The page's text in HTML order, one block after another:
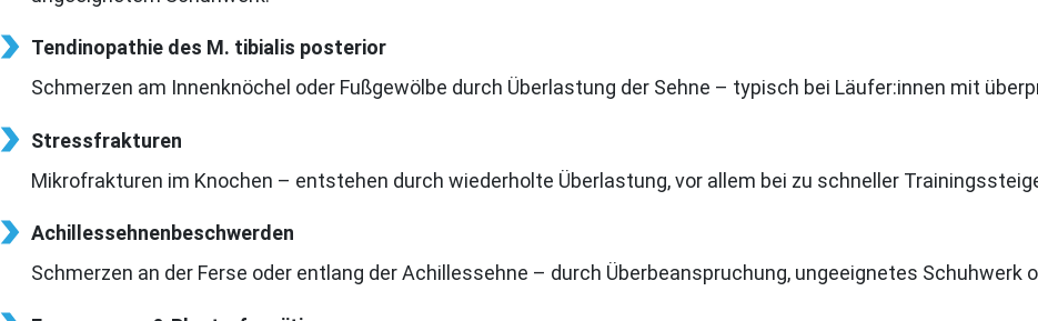
Tendinopathie des M. tibialis posterior
Schmerzen am Innenknöchel oder Fußgewölbe durch Überlastung der Sehne – typisch bei Läufer:innen mit
Stressfrakturen
Mikrofrakturen im Knochen – entstehen durch wiederholte Überlastung, vor allem bei zu schneller
Achillessehnenbeschwerden
Schmerzen an der Ferse oder entlang der Achillessehne – durch Überbeanspruchung, ungeeignetes Schuhwerk